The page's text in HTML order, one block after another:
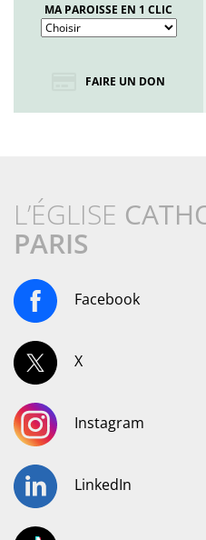
MA PAROISSE EN 1 CLIC
FAIRE UN DON
L’ÉGLISE
PARIS
Facebook
X
Instagram
LinkedIn